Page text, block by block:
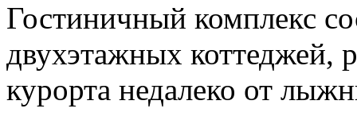
Гостиничный комплекс
двухэтажных коттеджей,
курорта недалеко от